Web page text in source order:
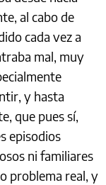
al cabo de
cada vez a
mal, muy
y hasta
que pues sí,
episodios
ni familiares
problema real, y